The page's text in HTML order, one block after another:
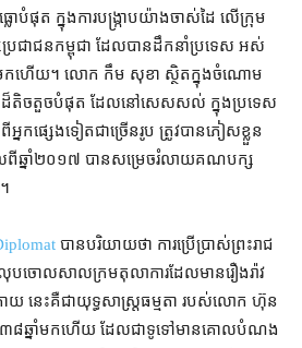
ផុត ក្នុង​ការ​បង្ក្រាប​យ៉ាង​ចាស់ដៃ លើ​ក្រុម
ាជន​កម្ពុជា ដែល​បាន​ដឹកនាំ​ប្រទេស អស់​
មក​ហើយ​។ លោក កឹម សុខា ស្ថិត​ក្នុង​ចំណោម​
តិចតួច​បំផុត ដែល​នៅ​សេសសល់ ក្នុង​ប្រទេស​
អ្នក​ផ្សេងទៀត​ជាច្រើន​រូប ត្រូវ​បាន​ភៀសខ្លួន
ឆ្នាំ​២០១៧ បាន​សម្រេច​រំលាយ​គណបក្ស​
បាន​បរិយាយ​ថា ការប្រើប្រាស់​ព្រះរាជ
ចោល​សាលក្រម​តុលាការ​ដែល​មាន​រឿងរ៉ាវ​
នេះ​គឺ​ជា​យុទ្ធសាស្ត្រ​ធម្មតា របស់​លោក ហ៊ុន
៨​ឆ្នាំ​មក​ហើយ ដែល​ជា​​ទូទៅ​មាន​គោល​បំណង